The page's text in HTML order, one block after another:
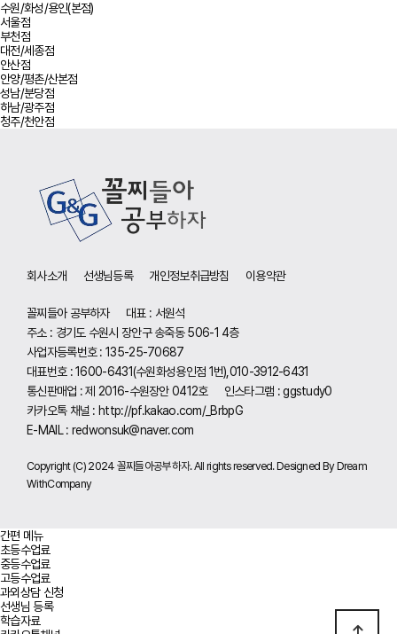
수원/화성/용인(본점)
서울점
부천점
대전/세종점
안산점
안양/평촌/산본점
성남/분당점
하남/광주점
청주/천안점
사이트 정보
회사소개 선생님등록 개인정보취급방침 이용약관
꼴찌들아 공부하자
대표 : 서원석
주소 : 경기도 수원시 장안구 송죽동 506-1 4층
사업자등록번호 : 135-25-70687
대표번호 : 1600-6431(수원화성용인점 1번),010-3912-6431
통신판매업 : 제 2016-수원장안 0412호
인스타그램 : ggstudy0
카카오톡 채널 : http://pf.kakao.com/_BrbpG
E-MAIL : redwonsuk@naver.com
Copyright (C) 2024 꼴찌들아공부하자. All rights reserved. Designed By Dream
WithCompany
간편 메뉴
초등수업료
중등수업료
고등수업료
과외상담 신청
선생님 등록
학습자료